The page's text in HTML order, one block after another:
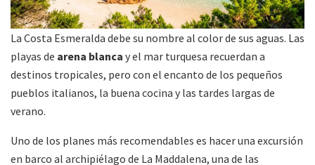
La Costa Esmeralda debe su nombre al color de sus aguas. Las
playas de arena blanca y el mar turquesa recuerdan a
destinos tropicales, pero con el encanto de los pequeños
pueblos italianos, la buena cocina y las tardes largas de
verano.
Uno de los planes más recomendables es hacer una excursión
en barco al archipiélago de La Maddalena, una de las